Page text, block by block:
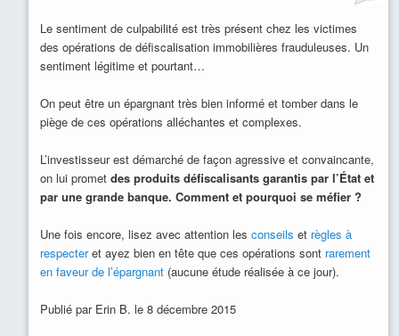
Le sentiment de culpabilité est très présent chez les victimes
des opérations de défiscalisation immobilières frauduleuses. Un
sentiment légitime et pourtant…
On peut être un épargnant très bien informé et tomber dans le
piège de ces opérations alléchantes et complexes.
L’investisseur est démarché de façon agressive et convaincante,
on lui promet des produits défiscalisants garantis par l’État et
par une grande banque. Comment et pourquoi se méfier ?
Une fois encore, lisez avec attention les conseils et règles à
respecteret ayez bien en tête que ces opérations sont rarement
en faveur de l’épargnant(aucune étude réalisée à ce jour).
Publié par Erin B. le 8 décembre 2015